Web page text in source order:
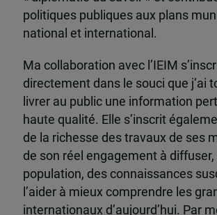
politiques publiques aux plans
national et international.
Ma collaboration avec l’IEIM
directement dans le souci que j’ai
livrer au public une information
haute qualité. Elle s’inscrit
de la richesse des travaux de ses
de son réel engagement à diffuser,
population, des connaissances
l’aider à mieux comprendre les
internationaux d’aujourd’hui. Par